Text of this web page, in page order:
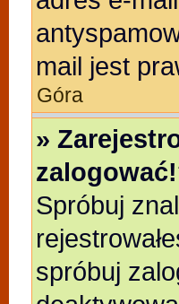
mail jest
Góra
»
Spróbuj
spróbuj